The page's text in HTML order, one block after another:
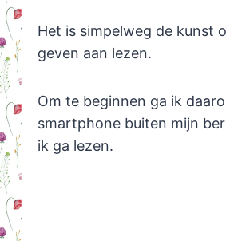
Het is simpelweg de kunst
geven aan lezen.
Om te beginnen ga ik
smartphone buiten mijn
ik ga lezen.